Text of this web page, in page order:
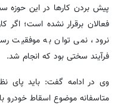
پیش بردن کارها در این حوزه
فعالان برقرار نشده است؛
نرود، نمی توان به موفقیت
فرآیند سختی بود که انجام شد.
وی در ادامه گفت: باید پای